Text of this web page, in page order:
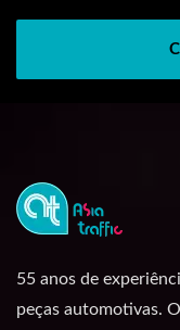
55 anos de
peças automotivas.